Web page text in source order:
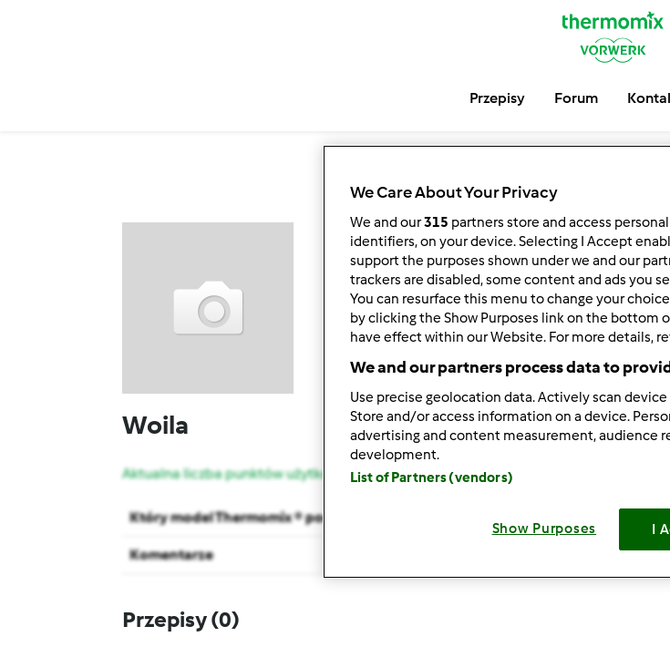
Przepisy Forum
Woila
Obserwuj Block
Woila
Aktualna liczba punktów użytkownika: 7
Który model Thermomix ® posiadasz?
Komentarze
Przepisy(0)
We Care About Your Privacy
We and our315 partners store and access
identifiers, on your device. Selecting I Accept
support the purposes shown under we and our
trackers are disabled, some content and ads you
You can resurface this menu to change your
by clicking the Show Purposes link on the bottom
have effect within our Website. For more details,
We and our partners process data to
Use precise geolocation data. Actively scan
Store and/or access information on a device.
advertising and content measurement, audience
development.
List of Partners (vendors)
Show Purposes I